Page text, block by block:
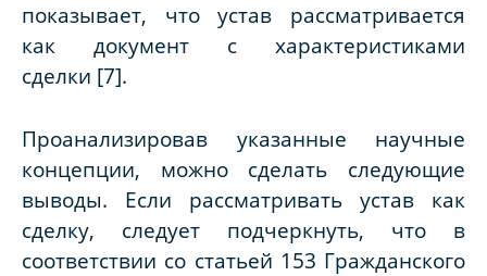
показывает, что устав рассматривается
как документ с характеристиками
сделки [7].
Проанализировав указанные научные
концепции, можно сделать следующие
выводы. Если рассматривать устав как
сделку, следует подчеркнуть, что в
соответствии со статьей 153 Гражданского